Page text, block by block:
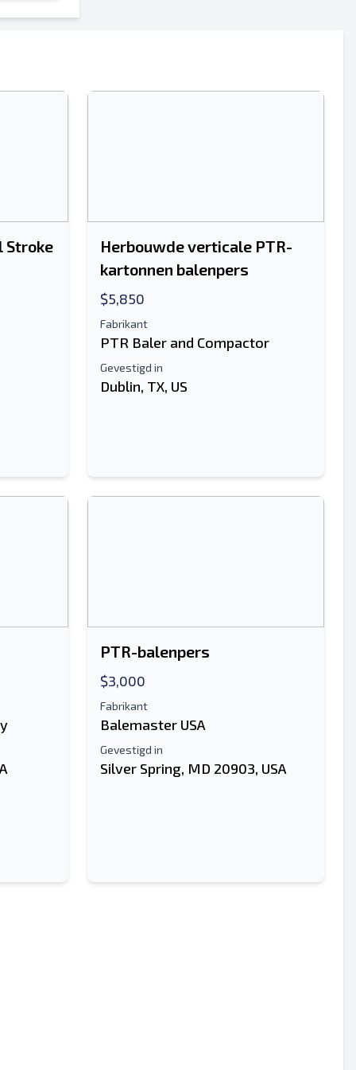
Stroke
Herbouwde verticale PTR-
kartonnen balenpers
$5,850
Fabrikant
PTR Baler and Compactor
Gevestigd in
Dublin, TX, US
PTR-balenpers
$3,000
Fabrikant
Balemaster USA
Gevestigd in
Silver Spring, MD 20903, USA
Sturen